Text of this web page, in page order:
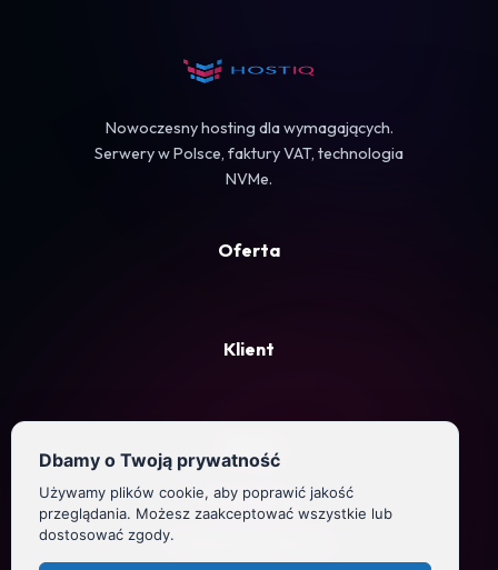
Koszyk
Nowoczesny hosting dla wymagających.
Serwery w Polsce, faktury VAT, technologia
NVMe.
Oferta
Klient
Firma
Regulamin
Polityka prywatności
Dbamy o Twoją prywatność
Używamy plików cookie, aby poprawić jakość
przeglądania. Możesz zaakceptować wszystkie lub
dostosować zgody.